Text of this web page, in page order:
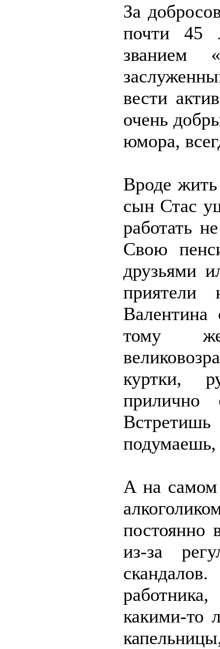
За
почти 45
званием
вести
очень
юмора,
Вроде
сын Стас
работать
Свою
друзьями
тому же
куртки,
прилично
А на
постоянно
из-за
какими-то